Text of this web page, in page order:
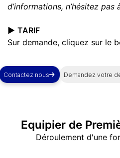
d’informations, n’hésitez pas
▶️ TARIF
Sur demande, cliquez sur le
Contactez nous Demandez votre
Equipier de
Déroulement d'une